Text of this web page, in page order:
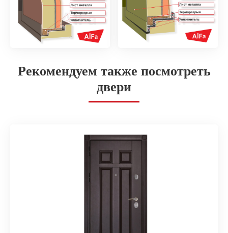
Рекомендуем также посмотреть
двери